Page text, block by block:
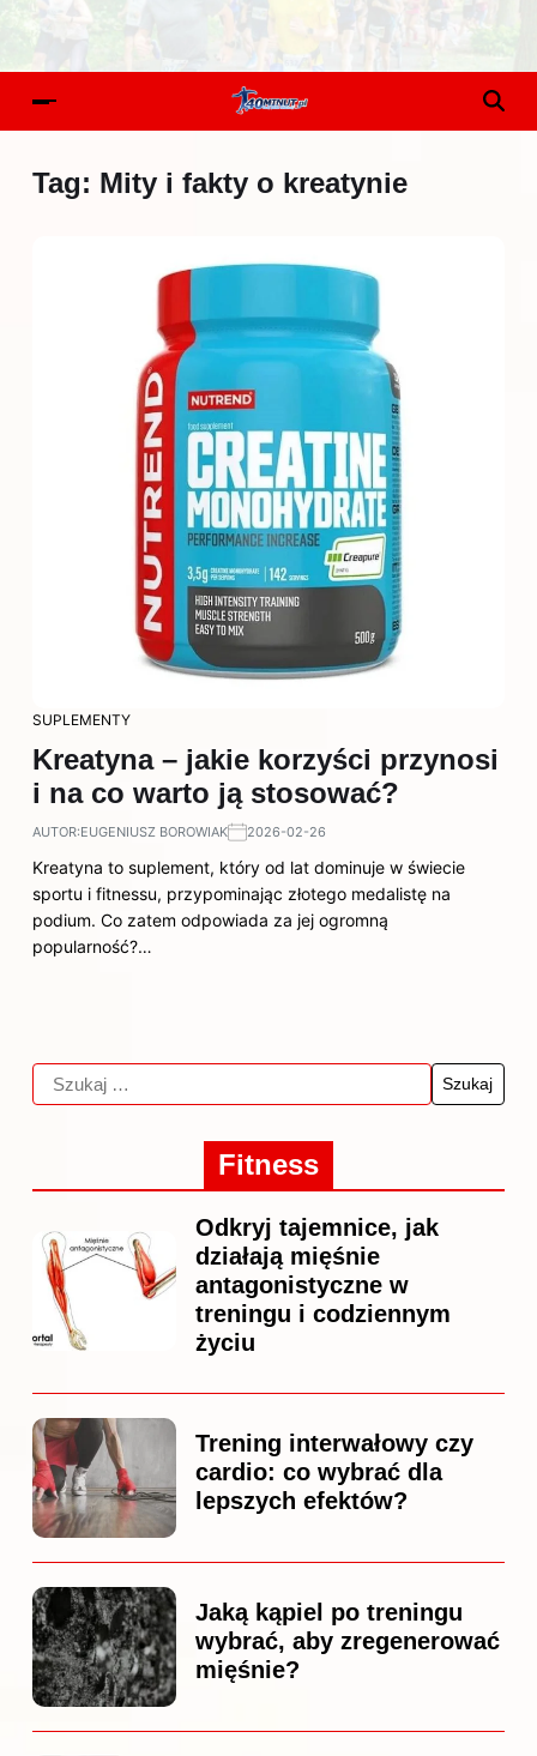
Tag: Mity i fakty o kreatynie
SUPLEMENTY
Kreatyna – jakie korzyści przynosi
i na co warto ją stosować?
AUTOR:EUGENIUSZ BOROWIAK 2026-02-26
Kreatyna to suplement, który od lat dominuje w świecie
sportu i fitnessu, przypominając złotego medalistę na
podium. Co zatem odpowiada za jej ogromną
popularność?…
Fitness
Odkryj tajemnice, jak
działają mięśnie
antagonistyczne w
treningu i codziennym
życiu
Trening interwałowy czy
cardio: co wybrać dla
lepszych efektów?
Jaką kąpiel po treningu
wybrać, aby zregenerować
mięśnie?